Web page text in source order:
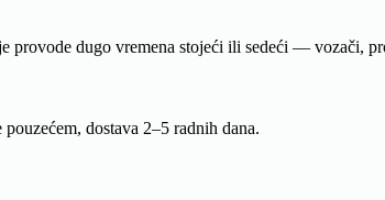
provode dugo vremena stojeći ili sedeći — vozači,
dostava 2–5 radnih dana.